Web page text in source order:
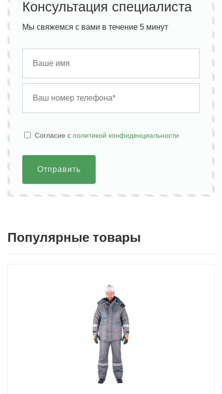
Консультация специалиста
Мы свяжемся с вами в течение 5 минут
Cогласие с политикой конфиденциальности
Отправить
Популярные товары